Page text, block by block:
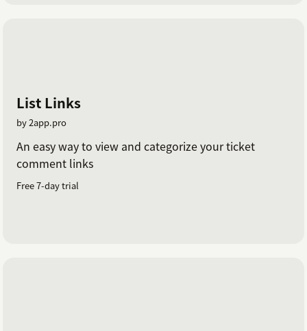
List Links
by 2app.pro
An easy way to view and categorize your ticket
comment links
Free 7-day trial